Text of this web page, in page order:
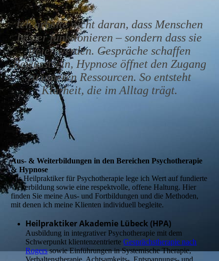
Ich arbeite nicht daran, dass Menschen
besser funktionieren – sondern dass sie
freier werden. Gespräche schaffen
Bewusstsein, Hypnose öffnet den Zugang
zu inneren Ressourcen. So entsteht
Klarheit, die im Alltag trägt.
Aus- & Weiterbildungen in den Bereichen Psychotherapie
& Hypnose
Als Heilpraktiker für Psychotherapie lege ich Wert auf fundierte
Weiterbildung sowie eine respektvolle, offene Haltung. Hier
finden Sie meine Aus- und Fortbildungen und die Methoden,
mit denen ich meine Klienten individuell begleite.
Heilpraktiker Akademie Lübeck (HPA)
Ausbildung in integrativer Psychotherapie mit dem
Schwerpunkt klientenzentrierteGesprächstherapie nach
Rogerssowie Einführungen in Systemische Therapie,
Verhaltenstherapie, Achtsamkeits-, Entspannungs- und